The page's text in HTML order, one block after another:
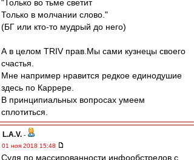
"Только во тьме светит
Только в молчании слово."
(БГ или кто-то мудрый до него)
А в целом TRIV прав.Мы сами кузнецы своего
счастья.
Мне например нравится редкое единодушие
здесь по Каррере.
В принципиальных вопросах умеем
сплотиться.
L.А.V. -
01 ноя 2018 15:48
Судя по массированности инфообстрелов с